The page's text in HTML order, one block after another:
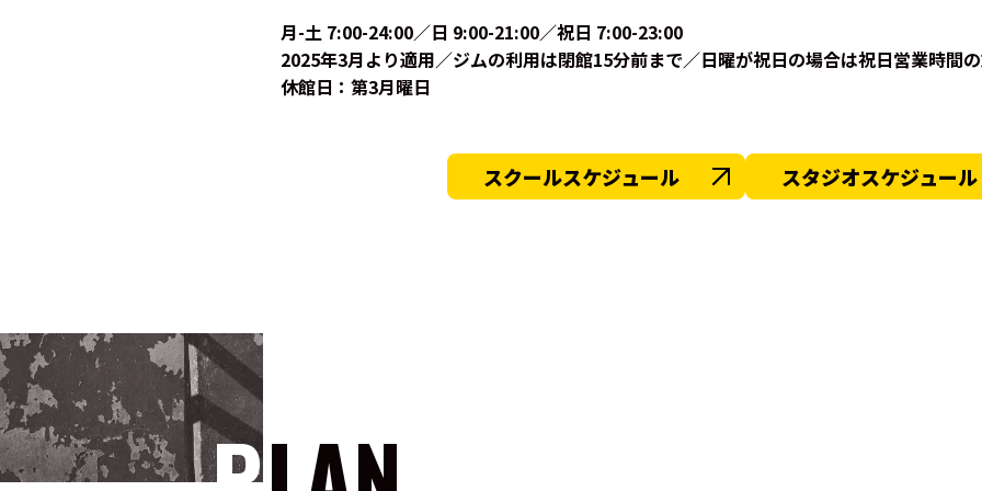
月-土 7:00-24:00／日 9:00-21:00／祝日 7:00-23:00
2025年3月より適用／ジムの利用は閉館15分前まで／日曜が祝日の場合は祝日営業時間
休館日：第3月曜日
スクールスケジュール スタジオスケジュール